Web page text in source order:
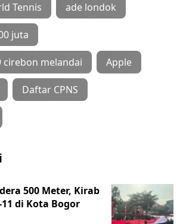
Tennis ade londok
juta
cirebon melandai Apple
Daftar CPNS
500 Meter, Kirab
di Kota Bogor